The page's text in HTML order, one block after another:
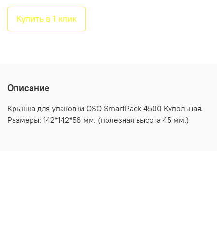
Купить в 1 клик
Описание
Крышка для упаковки OSQ SmartPack 4500 Купольная.
Размеры: 142*142*56 мм. (полезная высота 45 мм.)